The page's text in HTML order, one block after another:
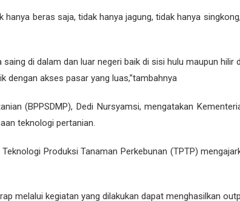
beras saja, tidak hanya jagung, tidak hanya
di dalam dan luar negeri baik di sisi hulu maupun
dengan akses pasar yang luas,”tambahnya
(BPPSDMP), Dedi Nursyamsi, mengatakan
teknologi pertanian.
Produksi Tanaman Perkebunan (TPTP)
melalui kegiatan yang dilakukan dapat menghasilkan